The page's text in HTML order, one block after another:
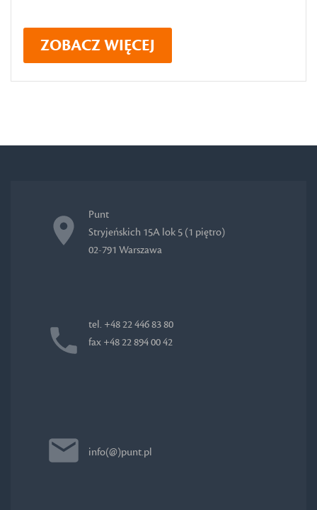
ZOBACZ WIĘCEJ
Punt
Stryjeńskich 15A lok 5 (1 piętro)
02-791 Warszawa
tel. +48 22 446 83 80
fax +48 22 894 00 42
info(@)punt.pl